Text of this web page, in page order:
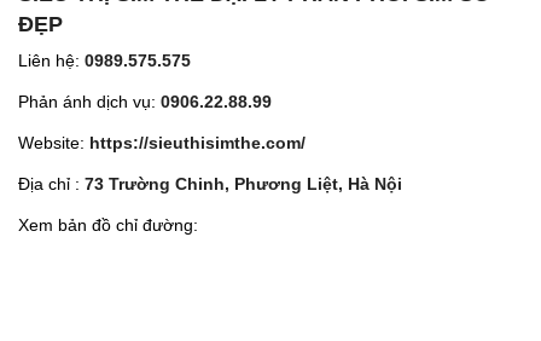
ĐẸP
Liên hệ: 0989.575.575
Phản ánh dịch vụ: 0906.22.88.99
Website: https://sieuthisimthe.com/
Địa chỉ : 73 Trường Chinh, Phương Liệt, Hà Nội
Xem bản đồ chỉ đường: